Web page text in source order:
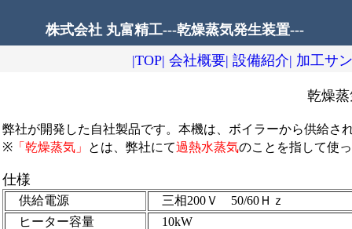
株式会社 丸富精工---乾燥蒸気発生装置---
|TOP| 会社概要| 設備紹介| 加工サ
乾燥
弊社が開発した自社製品です。本機は、ボイラーから供給
※ 「乾燥蒸気」 とは、弊社にて過熱水蒸気のことを指して使
仕様
供給電源
三相200Ｖ 50/60Ｈｚ
ヒーター容量
10kW